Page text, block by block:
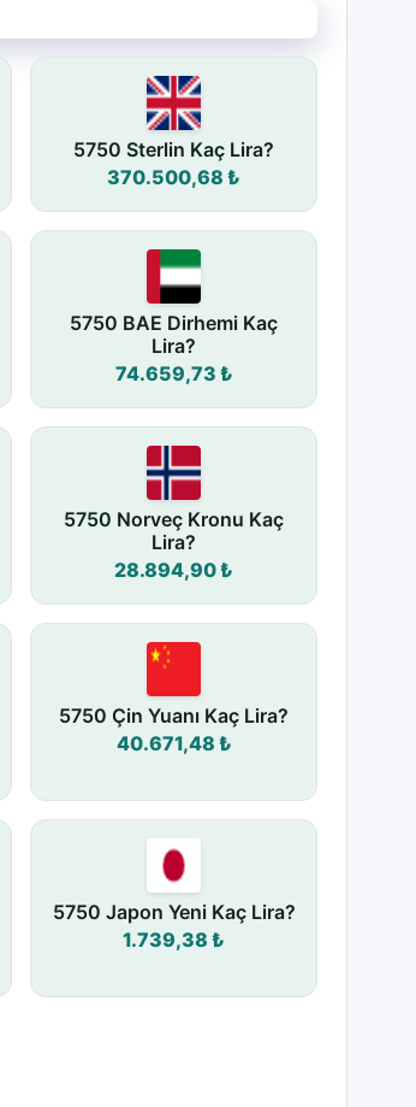
5750 Sterlin Kaç Lira?
370.500,68 ₺
5750 BAE Dirhemi Kaç
Lira?
74.659,73 ₺
5750 Norveç Kronu Kaç
Lira?
28.894,90 ₺
5750 Çin Yuanı Kaç Lira?
40.671,48 ₺
5750 Japon Yeni Kaç Lira?
1.739,38 ₺